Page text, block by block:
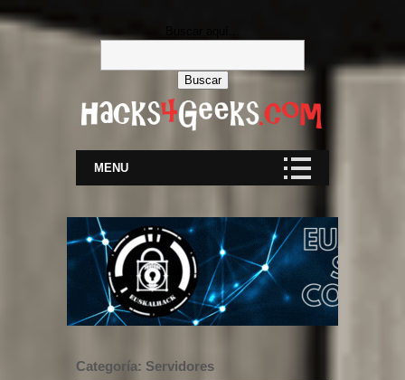
MENU
Categoría: Servidores